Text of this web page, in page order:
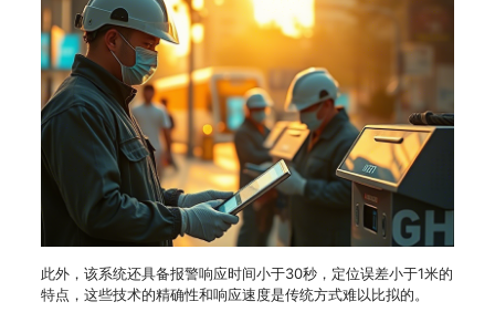
此外，该系统还具备报警响应时间小于30秒，定位误差小于1米的
特点，这些技术的精确性和响应速度是传统方式难以比拟的。